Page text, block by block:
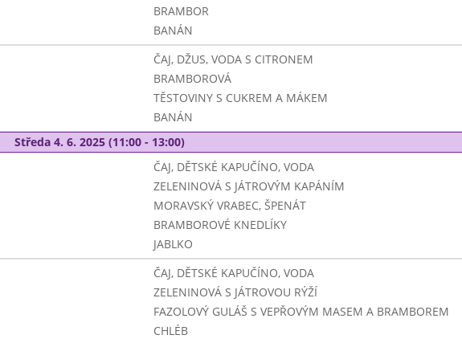
BRAMBOR
BANÁN
ČAJ, DŽUS, VODA S CITRONEM
BRAMBOROVÁ
TĚSTOVINY S CUKREM A MÁKEM
BANÁN
Středa 4. 6. 2025 (11:00 - 13:00)
ČAJ, DĚTSKÉ KAPUČÍNO, VODA
ZELENINOVÁ S JÁTROVÝM KAPÁNÍM
MORAVSKÝ VRABEC, ŠPENÁT
BRAMBOROVÉ KNEDLÍKY
JABLKO
ČAJ, DĚTSKÉ KAPUČÍNO, VODA
ZELENINOVÁ S JÁTROVOU RÝŽÍ
FAZOLOVÝ GULÁŠ S VEPŘOVÝM MASEM A BRAMBOREM
CHLÉB